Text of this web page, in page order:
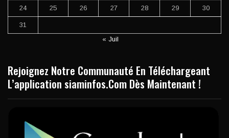
24 25 26 27 28 29 30
31
« Juil
Rejoignez Notre Communauté En Téléchargeant
L’application siaminfos.Com Dès Maintenant !